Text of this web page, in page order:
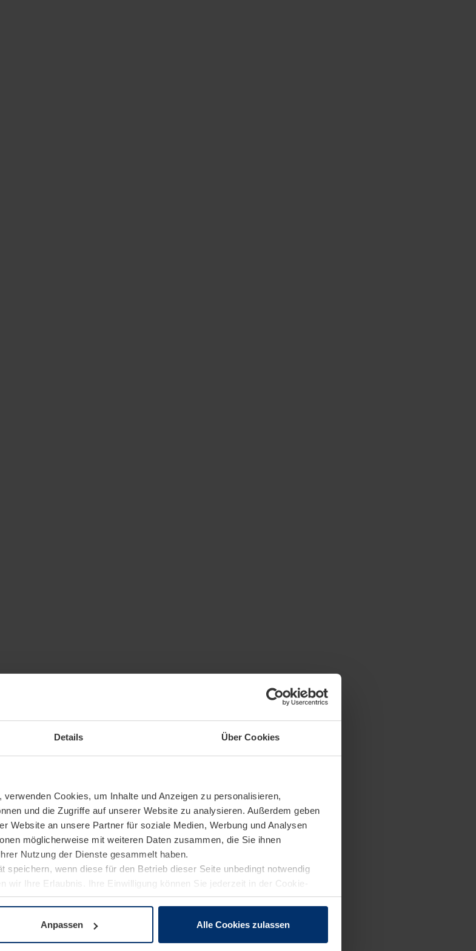
Details Über Cookies
, verwenden Cookies, um Inhalte und Anzeigen zu personalisieren,
und die Zugriffe auf unserer Website zu analysieren. Außerdem geben
Website an unsere Partner für soziale Medien, Werbung und Analysen
möglicherweise mit weiteren Daten zusammen, die Sie ihnen
Nutzung der Dienste gesammelt haben.
speichern, wenn diese für den Betrieb dieser Seite unbedingt notwendig
wir Ihre Erlaubnis. Ihre Einwilligung können Sie jederzeit in der Cookie-
unserer Website ändern oder widerrufen.
Anpassen Alle Cookies zulassen